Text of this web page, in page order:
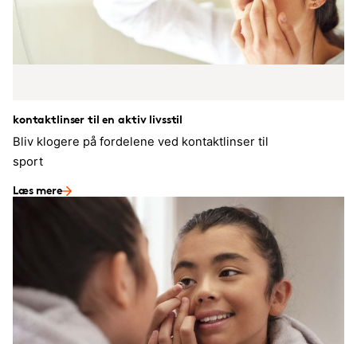
kontaktlinser til en aktiv livsstil
Bliv klogere på fordelene ved kontaktlinser til
sport
Læs mere